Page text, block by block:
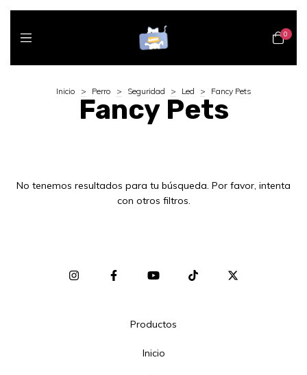
0
Inicio > Perro > Seguridad > Led > Fancy Pets
Fancy Pets
No tenemos resultados para tu búsqueda. Por favor, intenta
con otros filtros.
Productos
Inicio